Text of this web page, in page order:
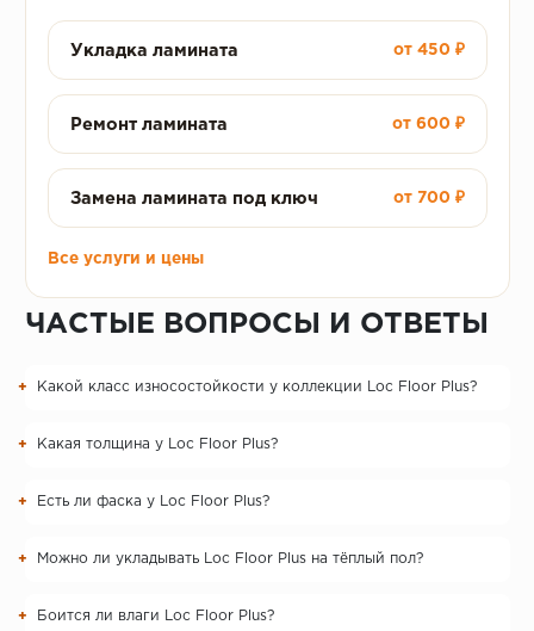
Укладка ламината от 450 ₽
Ремонт ламината от 600 ₽
Замена ламината под ключ от 700 ₽
Все услуги и цены
ЧАСТЫЕ ВОПРОСЫ И ОТВЕТЫ
Какой класс износостойкости у коллекции Loc Floor Plus?
Какая толщина у Loc Floor Plus?
Есть ли фаска у Loc Floor Plus?
Можно ли укладывать Loc Floor Plus на тёплый пол?
Боится ли влаги Loc Floor Plus?